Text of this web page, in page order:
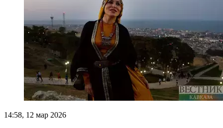
14:58, 12 мар 2026